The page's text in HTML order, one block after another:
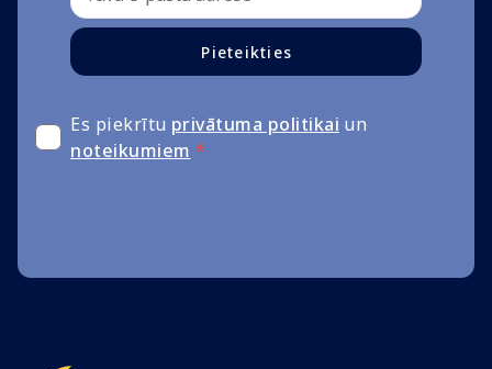
Pieteikties
Es piekrītu privātuma politikai un
noteikumiem *